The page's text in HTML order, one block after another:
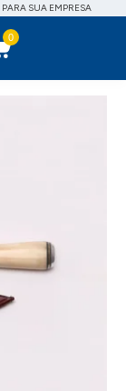
PARA SUA EMPRESA
0